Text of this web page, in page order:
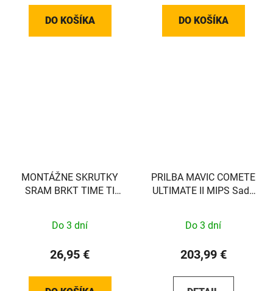
DO KOŠÍKA DO KOŠÍKA
MONTÁŽNE SKRUTKY
SRAM BRKT TIME TI
Do 3 dní
26,95 €
PRILBA MAVIC COMETE
ULTIMATE II MIPS Sada
Do 3 dní
203,99 €